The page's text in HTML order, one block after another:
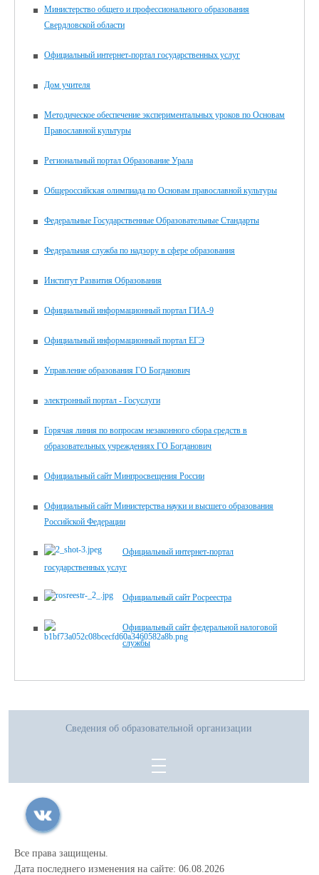
Министерство общего и профессионального образования
Свердловской области
Официальный интернет-портал государственных услуг
Дом учителя
Методическое обеспечение экспериментальных уроков по Основам
Православной культуры
Региональный портал Образование Урала
Общероссийская олимпиада по Основам православной культуры
Федеральные Государственные Образовательные Стандарты
Федеральная служба по надзору в сфере образования
Институт Развития Образования
Официальный информационный портал ГИА-9
Официальный информационный портал ЕГЭ
Управление образования ГО Богданович
электронный портал - Госуслуги
Горячая линия по вопросам незаконного сбора средств в
образовательных учреждениях ГО Богданович
Официальный сайт Минпросвещения России
Официальный сайт Министерства науки и высшего образования
Российской Федерации
Официальный интернет-портал
государственных услуг
Официальный сайт Росреестра
Официальный сайт федеральной налоговой
службы
Сведения об образовательной организации
Все права защищены.
Дата последнего изменения на сайте: 06.08.2026